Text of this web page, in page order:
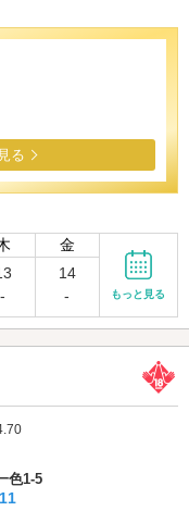
る
金
-
14
-
もっと見る
つ星のうち4.5
色1-5